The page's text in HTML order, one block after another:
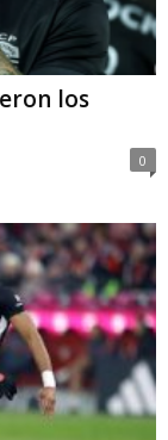
los
0